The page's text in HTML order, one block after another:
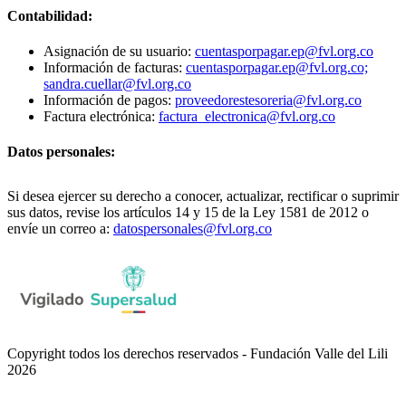
Contabilidad:
Asignación de su usuario: cuentasporpagar.ep@fvl.org.co
Información de facturas: cuentasporpagar.ep@fvl.org.co;
sandra.cuellar@fvl.org.co
Información de pagos: proveedorestesoreria@fvl.org.co
Factura electrónica: factura_electronica@fvl.org.co
Datos personales:
Si desea ejercer su derecho a conocer, actualizar, rectificar o suprimir
sus datos, revise los artículos 14 y 15 de la Ley 1581 de 2012 o
envíe un correo a: datospersonales@fvl.org.co
Copyright todos los derechos reservados - Fundación Valle del Lili
2026